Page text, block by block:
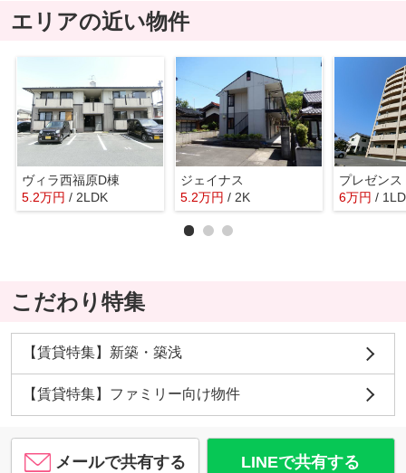
エリアの近い物件
ヴィラ西福原D棟
5.2万円 / 2LDK
ジェイナス
5.2万円 / 2K
プレゼンス
6万円 /
こだわり特集
【賃貸特集】新築・築浅
【賃貸特集】ファミリー向け物件
メールで共有する LINEで共有する